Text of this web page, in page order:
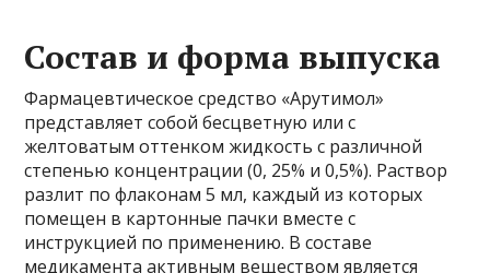
Состав и форма выпуска
Фармацевтическое средство «Арутимол»
представляет собой бесцветную или с
желтоватым оттенком жидкость с различной
степенью концентрации (0, 25% и 0,5%). Раствор
разлит по флаконам 5 мл, каждый из которых
помещен в картонные пачки вместе с
инструкцией по применению. В составе
медикамента активным веществом является